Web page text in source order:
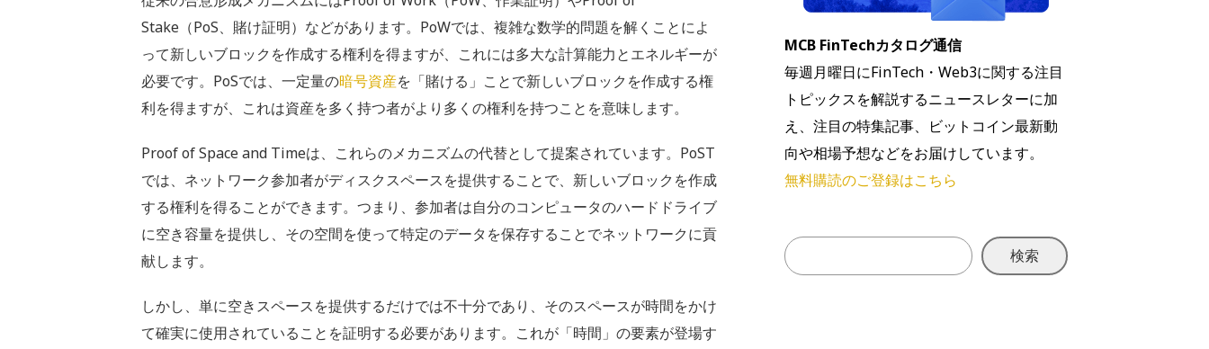
Stake（PoS、賭け証明）などがあります。PoWでは、複雑な数学的問題を解くことによ
って新しいブロックを作成する権利を得ますが、これには多大な計算能力とエネルギーが
必要です。PoSでは、一定量の暗号資産を「賭ける」ことで新しいブロックを作成する権
利を得ますが、これは資産を多く持つ者がより多くの権利を持つことを意味します。
Proof of Space and Timeは、これらのメカニズムの代替として提案されています。PoST
では、ネットワーク参加者がディスクスペースを提供することで、新しいブロックを作成
する権利を得ることができます。つまり、参加者は自分のコンピュータのハードドライブ
に空き容量を提供し、その空間を使って特定のデータを保存することでネットワークに貢
献します。
しかし、単に空きスペースを提供するだけでは不十分であり、そのスペースが時間をかけ
て確実に使用されていることを証明する必要があります。これが「時間」の要素が登場す
MCB FinTechカタログ通信
毎週月曜日にFinTech・Web3に関する注目
トピックスを解説するニュースレターに加
え、注目の特集記事、ビットコイン最新動
向や相場予想などをお届けしています。
無料購読のご登録はこちら
検索